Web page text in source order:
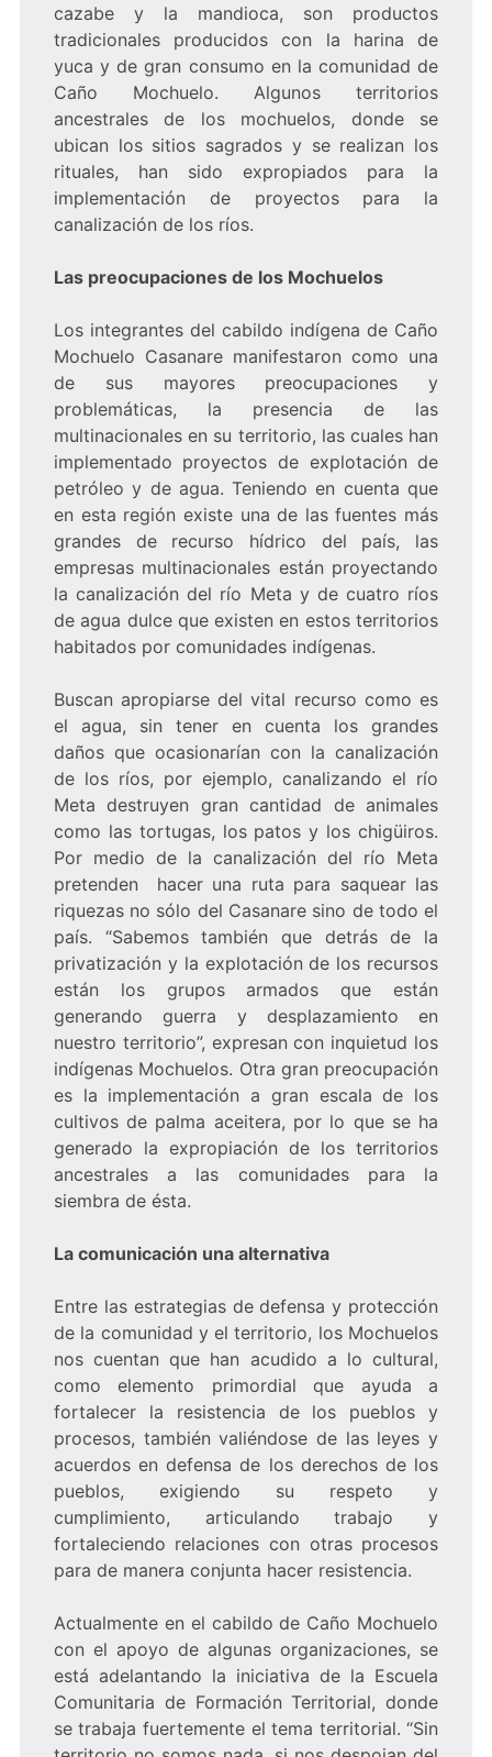
cazabe y la mandioca, son productos
tradicionales producidos con la harina de
yuca y de gran consumo en la comunidad de
Caño Mochuelo. Algunos territorios
ancestrales de los mochuelos, donde se
ubican los sitios sagrados y se realizan los
rituales, han sido expropiados para la
implementación de proyectos para la
canalización de los ríos.
Las preocupaciones de los Mochuelos
Los integrantes del cabildo indígena de Caño
Mochuelo Casanare manifestaron como una
de sus mayores preocupaciones y
problemáticas, la presencia de las
multinacionales en su territorio, las cuales han
implementado proyectos de explotación de
petróleo y de agua. Teniendo en cuenta que
en esta región existe una de las fuentes más
grandes de recurso hídrico del país, las
empresas multinacionales están proyectando
la canalización del río Meta y de cuatro ríos
de agua dulce que existen en estos territorios
habitados por comunidades indígenas.
Buscan apropiarse del vital recurso como es
el agua, sin tener en cuenta los grandes
daños que ocasionarían con la canalización
de los ríos, por ejemplo, canalizando el río
Meta destruyen gran cantidad de animales
como las tortugas, los patos y los chigüiros.
Por medio de la canalización del río Meta
pretenden hacer una ruta para saquear las
riquezas no sólo del Casanare sino de todo el
país. “Sabemos también que detrás de la
privatización y la explotación de los recursos
están los grupos armados que están
generando guerra y desplazamiento en
nuestro territorio”, expresan con inquietud los
indígenas Mochuelos. Otra gran preocupación
es la implementación a gran escala de los
cultivos de palma aceitera, por lo que se ha
generado la expropiación de los territorios
ancestrales a las comunidades para la
siembra de ésta.
La comunicación una alternativa
Entre las estrategias de defensa y protección
de la comunidad y el territorio, los Mochuelos
nos cuentan que han acudido a lo cultural,
como elemento primordial que ayuda a
fortalecer la resistencia de los pueblos y
procesos, también valiéndose de las leyes y
acuerdos en defensa de los derechos de los
pueblos, exigiendo su respeto y
cumplimiento, articulando trabajo y
fortaleciendo relaciones con otras procesos
para de manera conjunta hacer resistencia.
Actualmente en el cabildo de Caño Mochuelo
con el apoyo de algunas organizaciones, se
está adelantando la iniciativa de la Escuela
Comunitaria de Formación Territorial, donde
se trabaja fuertemente el tema territorial. “Sin